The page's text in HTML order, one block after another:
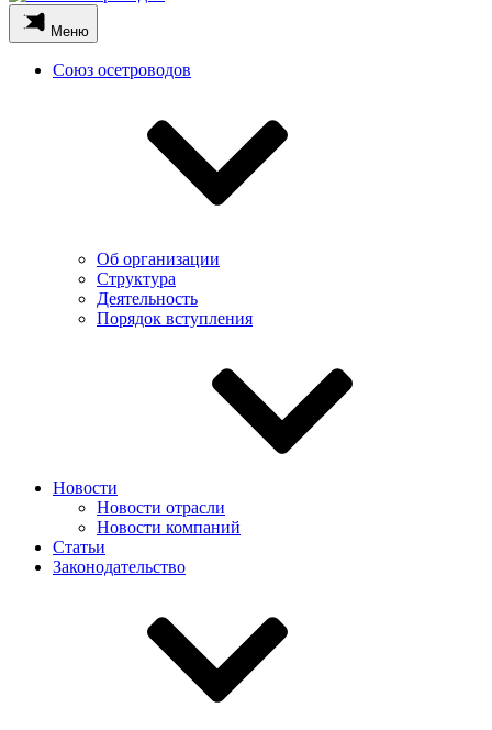
Меню
Союз осетроводов
Об организации
Структура
Деятельность
Порядок вступления
Новости
Новости отрасли
Новости компаний
Статьи
Законодательство